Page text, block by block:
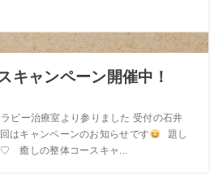
キャンペーン開催中！
ビー治療室より参りました 受付の石井
はキャンペーンのお知らせです
題し
癒しの整体コースキャ...